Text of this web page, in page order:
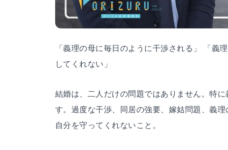
「義理の母に毎日のように干渉される」 「義
してくれない」
結婚は、二人だけの問題ではありません。特
す。過度な干渉、同居の強要、嫁姑問題、義
自分を守ってくれないこと。